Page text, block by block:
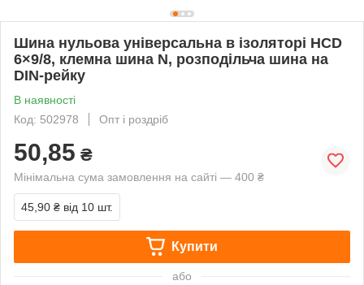
Шина нульова універсальна в ізоляторі HCD
6×9/8, клемна шина N, розподільча шина на
DIN-рейку
В наявності
Код: 502978
Опт і роздріб
50,85 ₴
Мінімальна сума замовлення на сайті — 400 ₴
45,90 ₴ від 10 шт.
Купити
або